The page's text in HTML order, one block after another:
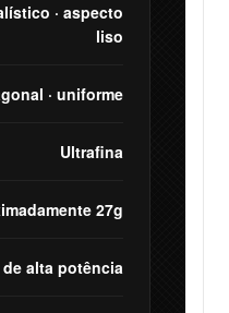
· aspecto
liso
· uniforme
Ultrafina
27g
de alta potência